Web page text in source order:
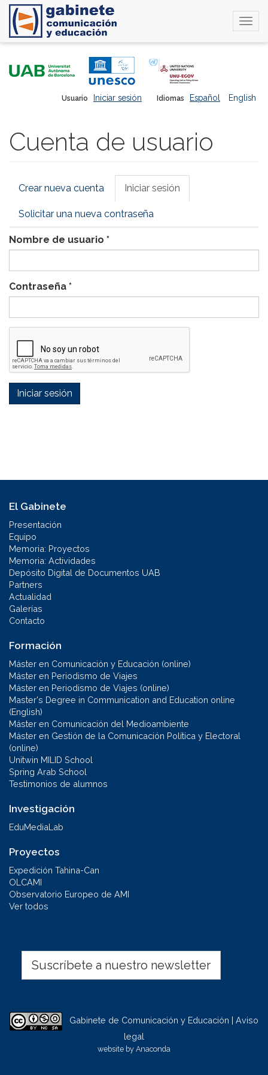
Idiomas Español English
Usuario Iniciar sesión
Cuenta de usuario
Solapas
Crear nueva cuenta Iniciar sesión
activa)
Solicitar una nueva contraseña
Nombre de usuario *
Contraseña *
Iniciar sesión
El Gabinete
Presentación
Equipo
Memoria: Proyectos
Memoria: Actividades
Depósito Digital de Documentos UAB
Partners
Actualidad
Galerías
Contacto
Formación
Máster en Comunicación y Educación (online)
Máster en Periodismo de Viajes
Máster en Periodismo de Viajes (online)
Master's Degree in Communication and Education online
(English)
Máster en Comunicación del Medioambiente
Máster en Gestión de la Comunicación Política y Electoral
(online)
Unitwin MILID School
Spring Arab School
Testimonios de alumnos
Investigación
EduMediaLab
Proyectos
Expedición Tahina-Can
OLCAMI
Observatorio Europeo de AMI
Ver todos
Suscríbete a nuestro newsletter
Gabinete de Comunicación y Educación | Aviso
legal
website by Anaconda